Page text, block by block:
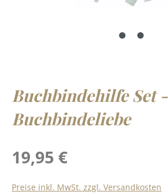
Buchbindehilfe Set -
Buchbindeliebe
Regulärer Preis:
19,95 €
Preise inkl. MwSt. zzgl. Versandkosten